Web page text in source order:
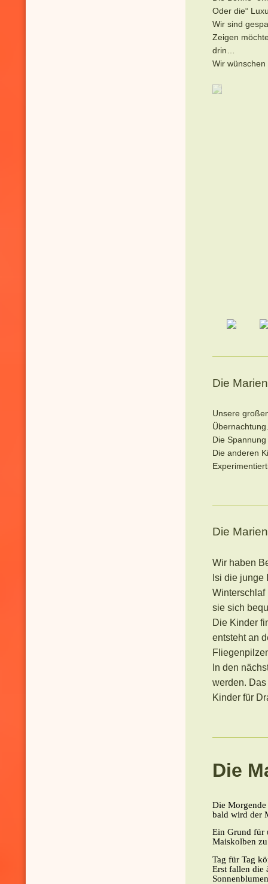
Oder die“
Wir sind
Zeigen
drin…
Wir
Die
Unsere
Die
Die anderen
Die
Wir haben
Isi die junge
Winterschlaf
sie sich
Die Kinder
entsteht an
In den
werden.
Kinder für
Die
Die
bald wird der
Ein Grund für
Maiskolben
Tag für Tag
Erst fallen die